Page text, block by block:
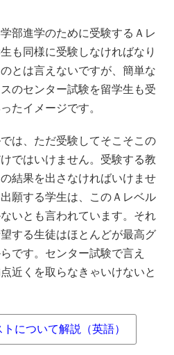
部進学のために受験するＡレ
も同様に受験しなければなり
とは言えないですが、簡単な
のセンター試験を留学生も受
たイメージです。
は、ただ受験してそこそこの
ではいけません。受験する教
結果を出さなければいけませ
願する学生は、このＡレベル
いとも言われています。それ
する生徒はほとんどが最高グ
です。センター試験で言え
近くを取らなきゃいけないと
について解説（英語）